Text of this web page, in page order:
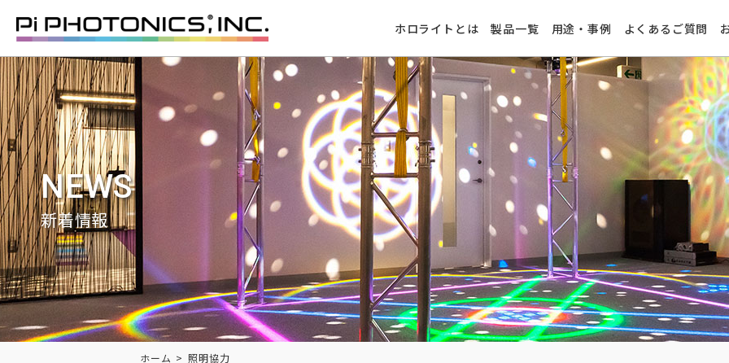
ホロライトとは 製品一覧 用途・事例 よくあるご質問
NEWS
新着情報
ホーム 照明協力